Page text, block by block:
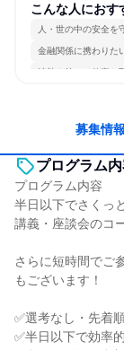
こんな人におす
人・世の中の安全を
金融関係に携わりた
情熱を持って仕事に
募集情報
プログラム
プログラム内容
半日以下でさくっ
講義・座談会のコ
さらに短時間でご
もございます！
✅選考なし・先着順
✅半日以下で効率